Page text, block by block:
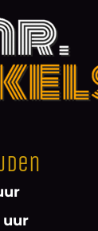
uur